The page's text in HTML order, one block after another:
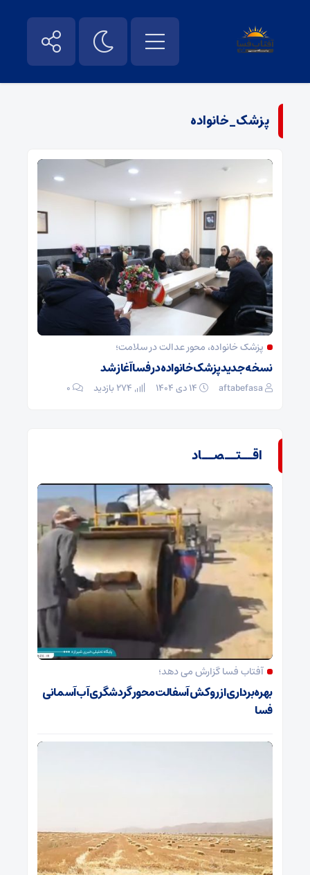
پزشک_خانواده
پزشک خانواده، محور عدالت در سلامت؛
نسخه جدید پزشک خانواده در فسا آغاز شد
aftabefasa ۰
اقــتــصــاد
آفتاب فسا گزارش می دهد؛
بهره‌برداری از روکش آسفالت محور گردشگری آب‌آسمانی
فسا